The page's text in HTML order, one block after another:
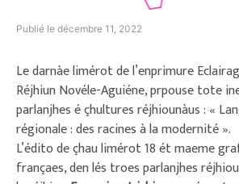
Publié le décembre 11, 2022
Le darnàe limérot de l’enprimure
Réjhiun Novéle-Aguiéne, prpouse tote
parlanjhes é çhultures réjhiounàus : «
régionale : des racines à la modernité ».
L’édito de çhau limérot 18 ét maeme
françaes, den lés troes parlanjhes